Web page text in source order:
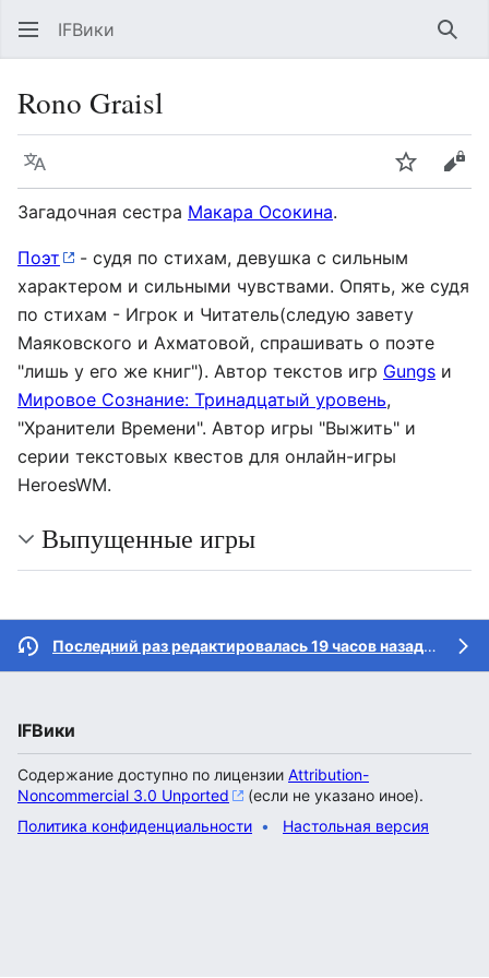
IFВики
Rono Graisl
Язык Следить
Загадочная сестра Макара Осокина.
Поэт
- судя по стихам, девушка с сильным
характером и сильными чувствами. Опять, же судя
по стихам - Игрок и Читатель(следую завету
Маяковского и Ахматовой, спрашивать о поэте
"лишь у его же книг"). Автор текстов игр Gungs и
Мировое Сознание: Тринадцатый уровень,
"Хранители Времени". Автор игры "Выжить" и
серии текстовых квестов для онлайн-игры
HeroesWM.
Выпущенные игры
Последний раз редактировалась 19 часов назад
IFВики
Содержание доступно по лицензии Attribution-
Noncommercial 3.0 Unported
(если не указано иное).
Политика конфиденциальности
Настольная версия